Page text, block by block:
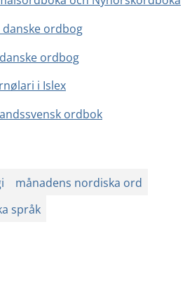
ordbog
ordbog
i Islex
ordbok
månadens nordiska ord
språk